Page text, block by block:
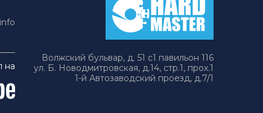
на
Волжский бульвар, д. 51 с1 павильон 116
ул. Б. Новодмитровская, д.14, стр.1, прох.1
1-й Автозаводский проезд, д.7/1